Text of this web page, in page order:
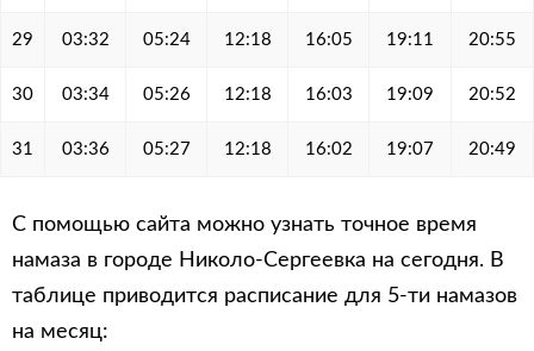
29 03:32 05:24 12:18 16:05 19:11 20:55
30 03:34 05:26 12:18 16:03 19:09 20:52
31 03:36 05:27 12:18 16:02 19:07 20:49
С помощью сайта можно узнать точное время
намаза в городе Николо-Сергеевка на сегодня. В
таблице приводится расписание для 5-ти намазов
на месяц: